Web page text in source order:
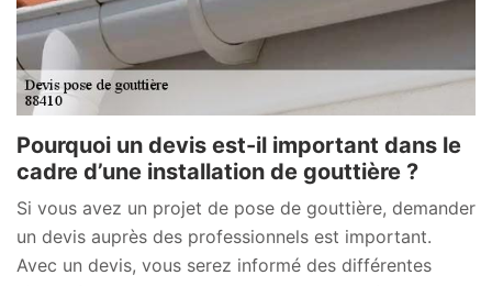
Pourquoi un devis est-il important dans le
cadre d’une installation de gouttière ?
Si vous avez un projet de pose de gouttière, demander
un devis auprès des professionnels est important.
Avec un devis, vous serez informé des différentes